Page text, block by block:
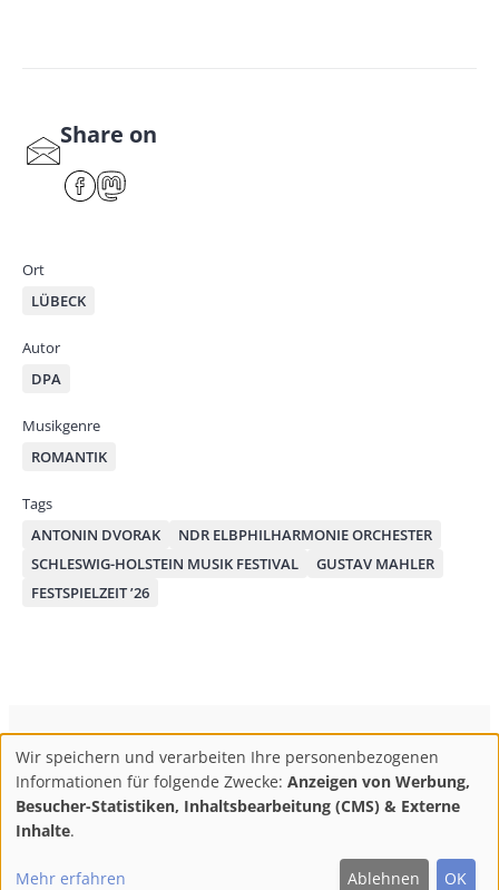
S
Share on
F
Ort
LÜBECK
Autor
DPA
Musikgenre
ROMANTIK
Tags
ANTONIN DVORAK
NDR ELBPHILHARMONIE ORCHESTER
SCHLESWIG-HOLSTEIN MUSIK FESTIVAL
GUSTAV MAHLER
FESTSPIELZEIT ’26
Footer
ConBrio Kulturmedienhaus AGB
Datenschutz
Impressum
Info & Kontakt
Abo kündigen / Widerruf der Bestellung
Use
of
personal
data
Wir speichern und verarbeiten Ihre personenbezogenen
Informationen für folgende Zwecke: Anzeigen von Werbung,
Besucher-Statistiken, Inhaltsbearbeitung (CMS) & Externe
Inhalte.
Mehr erfahren Ablehnen OK